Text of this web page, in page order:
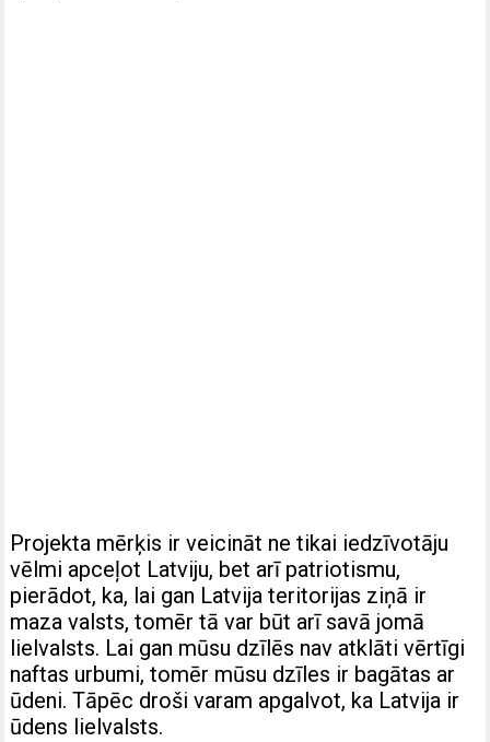
Projekta mērķis ir veicināt ne tikai iedzīvotāju
vēlmi apceļot Latviju, bet arī patriotismu,
pierādot, ka, lai gan Latvija teritorijas ziņā ir
maza valsts, tomēr tā var būt arī savā jomā
lielvalsts. Lai gan mūsu dzīlēs nav atklāti vērtīgi
naftas urbumi, tomēr mūsu dzīles ir bagātas ar
ūdeni. Tāpēc droši varam apgalvot, ka Latvija ir
ūdens lielvalsts.